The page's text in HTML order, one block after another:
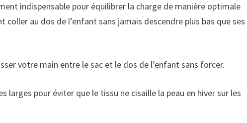
indispensable pour équilibrer la charge de manière optimale
au dos de l’enfant sans jamais descendre plus bas que ses
votre main entre le sac et le dos de l’enfant sans forcer.
larges pour éviter que le tissu ne cisaille la peau en hiver sur les